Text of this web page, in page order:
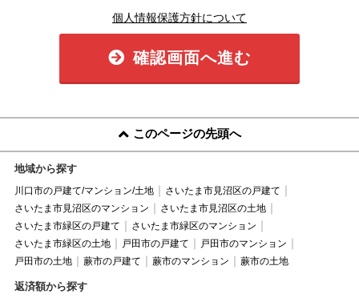
個人情報保護方針について
確認画面へ進む
このページの先頭へ
地域から探す
川口市の戸建て/マンション/土地
さいたま市見沼区の戸建て
さいたま市見沼区のマンション
さいたま市見沼区の土地
さいたま市緑区の戸建て
さいたま市緑区のマンション
さいたま市緑区の土地
戸田市の戸建て
戸田市のマンション
戸田市の土地
蕨市の戸建て 蕨市のマンション 蕨市の土地
返済額から探す